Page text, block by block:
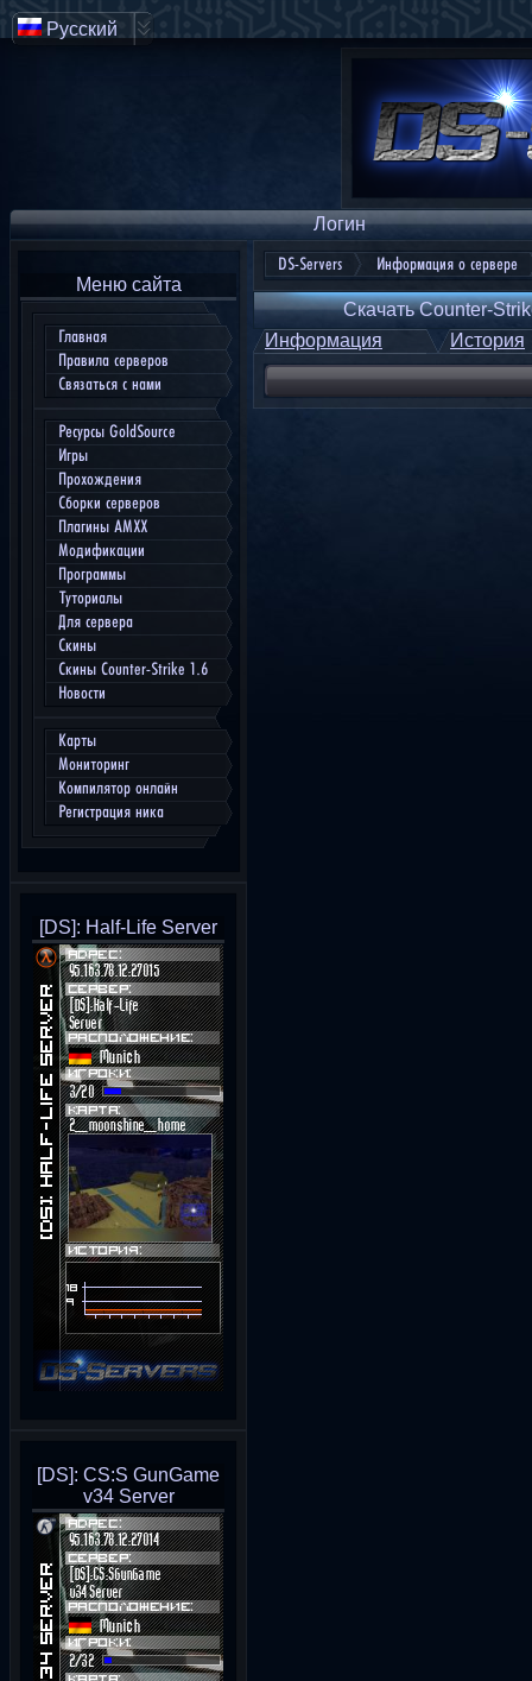
Логин
Меню сайта
Главная
Правила серверов
Связаться с нами
Ресурсы GoldSource
Игры
Прохождения
Сборки серверов
Плагины AMXX
Модификации
Программы
Туториалы
Для сервера
Скины
Скины Counter-Strike 1.6
Новости
Карты
Мониторинг
Компилятор онлайн
Регистрация ника
[DS]: Half-Life Server
[DS]: CS:S GunGame
v34 Server
DS-Servers Информация о сервере
Скачать Counter-
Информация
История
Русский